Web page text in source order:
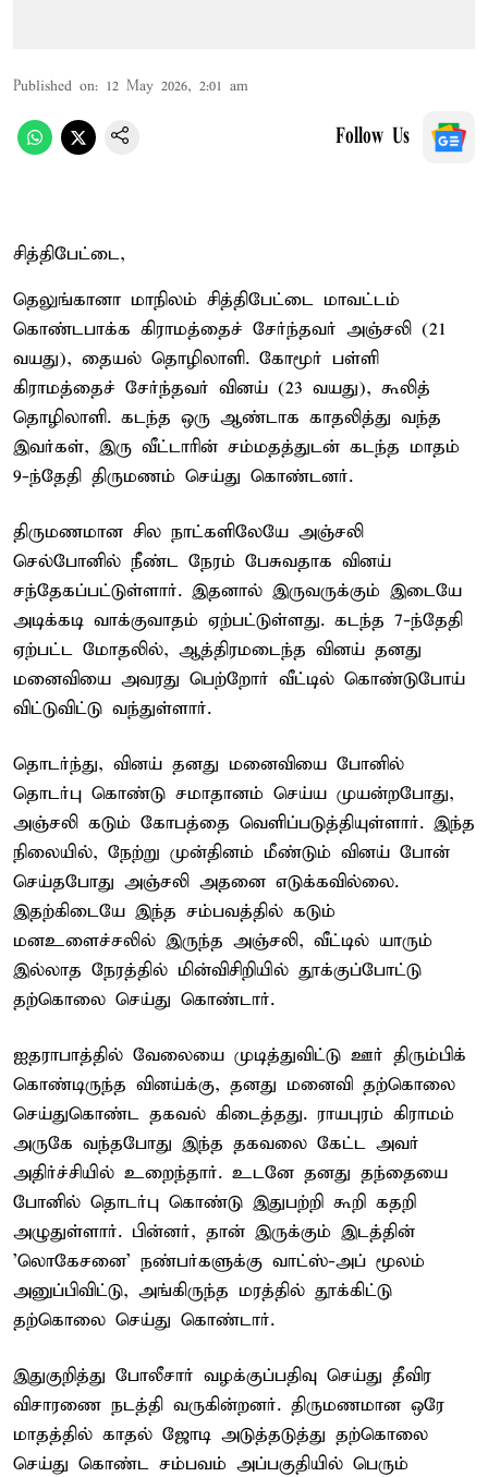
Published on: 12 May 2026, 2:01 am
Follow Us
சித்திபேட்டை,
தெலுங்கானா மாநிலம் சித்திபேட்டை மாவட்டம்
கொண்டபாக்க கிராமத்தைச் சேர்ந்தவர் அஞ்சலி (21
வயது), தையல் தொழிலாளி. கோமூர் பள்ளி
கிராமத்தைச் சேர்ந்தவர் வினய் (23 வயது), கூலித்
தொழிலாளி. கடந்த ஒரு ஆண்டாக காதலித்து வந்த
இவர்கள், இரு வீட்டாரின் சம்மதத்துடன் கடந்த மாதம்
9-ந்தேதி திருமணம் செய்து கொண்டனர்.
திருமணமான சில நாட்களிலேயே அஞ்சலி
செல்போனில் நீண்ட நேரம் பேசுவதாக வினய்
சந்தேகப்பட்டுள்ளார். இதனால் இருவருக்கும் இடையே
அடிக்கடி வாக்குவாதம் ஏற்பட்டுள்ளது. கடந்த 7-ந்தேதி
ஏற்பட்ட மோதலில், ஆத்திரமடைந்த வினய் தனது
மனைவியை அவரது பெற்றோர் வீட்டில் கொண்டுபோய்
விட்டுவிட்டு வந்துள்ளார்.
தொடர்ந்து, வினய் தனது மனைவியை போனில்
தொடர்பு கொண்டு சமாதானம் செய்ய முயன்றபோது,
அஞ்சலி கடும் கோபத்தை வெளிப்படுத்தியுள்ளார். இந்த
நிலையில், நேற்று முன்தினம் மீண்டும் வினய் போன்
செய்தபோது அஞ்சலி அதனை எடுக்கவில்லை.
இதற்கிடையே இந்த சம்பவத்தில் கடும்
மனஉளைச்சலில் இருந்த அஞ்சலி, வீட்டில் யாரும்
இல்லாத நேரத்தில் மின்விசிறியில் தூக்குப்போட்டு
தற்கொலை செய்து கொண்டார்.
ஐதராபாத்தில் வேலையை முடித்துவிட்டு ஊர் திரும்பிக்
கொண்டிருந்த வினய்க்கு, தனது மனைவி தற்கொலை
செய்துகொண்ட தகவல் கிடைத்தது. ராயபுரம் கிராமம்
அருகே வந்தபோது இந்த தகவலை கேட்ட அவர்
அதிர்ச்சியில் உறைந்தார். உடனே தனது தந்தையை
போனில் தொடர்பு கொண்டு இதுபற்றி கூறி கதறி
அழுதுள்ளார். பின்னர், தான் இருக்கும் இடத்தின்
'லொகேசனை' நண்பர்களுக்கு வாட்ஸ்-அப் மூலம்
அனுப்பிவிட்டு, அங்கிருந்த மரத்தில் தூக்கிட்டு
தற்கொலை செய்து கொண்டார்.
இதுகுறித்து போலீசார் வழக்குப்பதிவு செய்து தீவிர
விசாரணை நடத்தி வருகின்றனர். திருமணமான ஒரே
மாதத்தில் காதல் ஜோடி அடுத்தடுத்து தற்கொலை
செய்து கொண்ட சம்பவம் அப்பகுதியில் பெரும்